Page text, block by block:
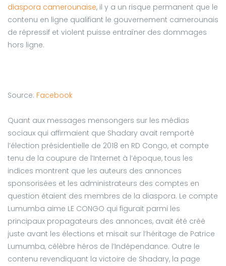
diaspora camerounaise, il y a un risque permanent que le
contenu en ligne qualifiant le gouvernement camerounais
de répressif et violent puisse entraîner des dommages
hors ligne.
Source: Facebook
Quant aux messages mensongers sur les médias
sociaux qui affirmaient que Shadary avait remporté
l’élection présidentielle de 2018 en RD Congo, et compte
tenu de la coupure de l’Internet à l’époque, tous les
indices montrent que les auteurs des annonces
sponsorisées et les administrateurs des comptes en
question étaient des membres de la diaspora. Le compte
Lumumba aime LE CONGO qui figurait parmi les
principaux propagateurs des annonces, avait été créé
juste avant les élections et misait sur l’héritage de Patrice
Lumumba, célèbre héros de l’Indépendance. Outre le
contenu revendiquant la victoire de Shadary, la page